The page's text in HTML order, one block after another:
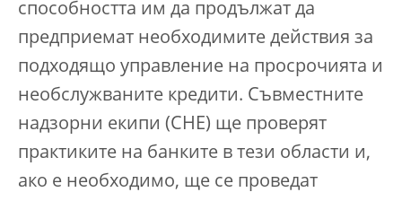
способността им да продължат да
предприемат необходимите действия за
подходящо управление на просрочията и
необслужваните кредити. Съвместните
надзорни екипи (СНЕ) ще проверят
практиките на банките в тези области и,
ако е необходимо, ще се проведат